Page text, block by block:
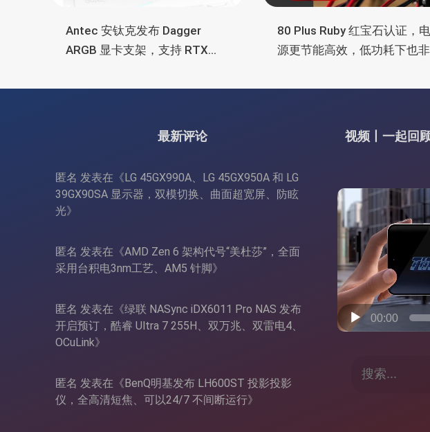
Antec 安钛克发布 Dagger
ARGB 显卡支架，支持 RTX
灯效
80 Plus Ruby 红宝石认证，电
源更节能高效，低功耗下也非
最新评论
匿名 发表在《LG 45GX990A、LG 45GX950A 和 LG
39GX90SA 显示器，双模切换、曲面超宽屏、防眩
光》
匿名 发表在《AMD Zen 6 架构代号“美杜莎”，全面
采用台积电3nm工艺、AM5 针脚》
匿名 发表在《绿联 NASync iDX6011 Pro NAS 发布
开启预订，酷睿 Ultra 7 255H、双万兆、双雷电4、
OCuLink》
匿名 发表在《BenQ明基发布 LH600ST 投影投影
仪，全高清短焦、可以24/7 不间断运行》
视频丨一起回
视
频
播
器
00:00